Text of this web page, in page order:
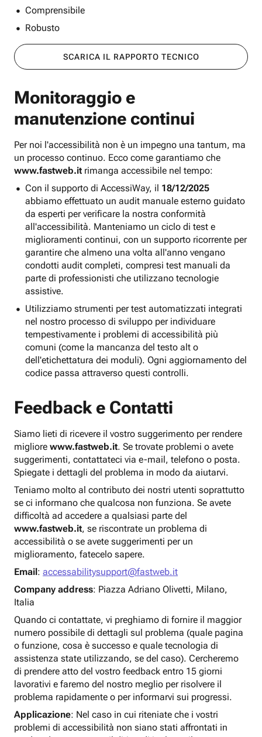
Comprensibile
Robusto
SCARICA IL RAPPORTO TECNICO
Monitoraggio e
manutenzione continui
Per noi l'accessibilità non è un impegno una tantum, ma
un processo continuo. Ecco come garantiamo che
www.fastweb.it rimanga accessibile nel tempo:
Con il supporto di AccessiWay, il 18/12/2025
abbiamo effettuato un audit manuale esterno guidato
da esperti per verificare la nostra conformità
all'accessibilità. Manteniamo un ciclo di test e
miglioramenti continui, con un supporto ricorrente per
garantire che almeno una volta all'anno vengano
condotti audit completi, compresi test manuali da
parte di professionisti che utilizzano tecnologie
assistive.
Utilizziamo strumenti per test automatizzati integrati
nel nostro processo di sviluppo per individuare
tempestivamente i problemi di accessibilità più
comuni (come la mancanza del testo alt o
dell'etichettatura dei moduli). Ogni aggiornamento del
codice passa attraverso questi controlli.
Feedback e Contatti
Siamo lieti di ricevere il vostro suggerimento per rendere
migliore www.fastweb.it. Se trovate problemi o avete
suggerimenti, contattateci via e-mail, telefono o posta.
Spiegate i dettagli del problema in modo da aiutarvi.
Teniamo molto al contributo dei nostri utenti soprattutto
se ci informano che qualcosa non funziona. Se avete
difficoltà ad accedere a qualsiasi parte del
www.fastweb.it, se riscontrate un problema di
accessibilità o se avete suggerimenti per un
miglioramento, fatecelo sapere.
Email: accessabilitysupport@fastweb.it
Company address: Piazza Adriano Olivetti, Milano,
Italia
Quando ci contattate, vi preghiamo di fornire il maggior
numero possibile di dettagli sul problema (quale pagina
o funzione, cosa è successo e quale tecnologia di
assistenza state utilizzando, se del caso). Cercheremo
di prendere atto del vostro feedback entro 15 giorni
lavorativi e faremo del nostro meglio per risolvere il
problema rapidamente o per informarvi sui progressi.
Applicazione: Nel caso in cui riteniate che i vostri
problemi di accessibilità non siano stati affrontati in